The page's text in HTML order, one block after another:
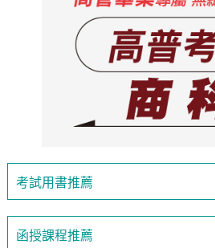
考試用書推薦
函授課程推薦